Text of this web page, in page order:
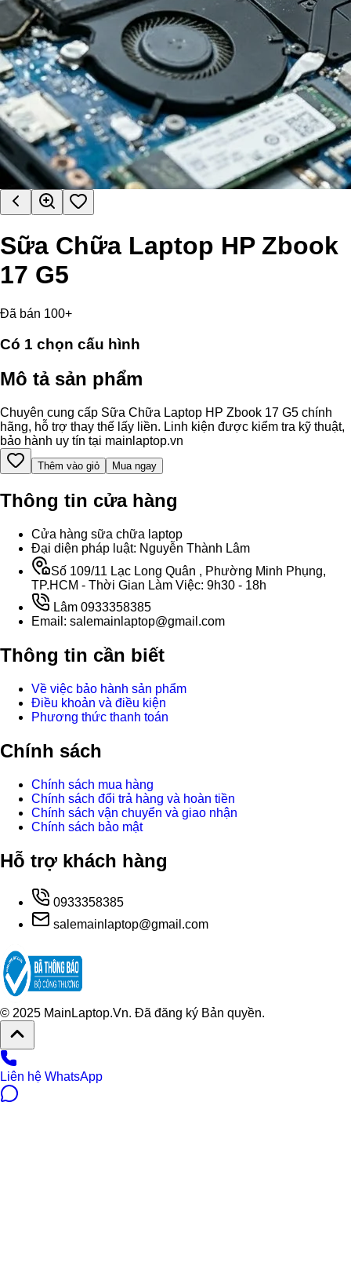
Sữa Chữa Laptop HP Zbook
17 G5
Đã bán 100+
Có 1 chọn cấu hình
Mô tả sản phẩm
Chuyên cung cấp Sữa Chữa Laptop HP Zbook 17 G5 chính
hãng, hỗ trợ thay thế lấy liền. Linh kiện được kiểm tra kỹ thuật,
bảo hành uy tín tại mainlaptop.vn
Thêm vào giỏ Mua ngay
Thông tin cửa hàng
Cửa hàng sữa chữa laptop
Đại diện pháp luật: Nguyễn Thành Lâm
Số 109/11 Lạc Long Quân , Phường Minh Phụng,
TP.HCM - Thời Gian Làm Việc: 9h30 - 18h
Lâm 0933358385
Email: salemainlaptop@gmail.com
Thông tin cần biết
Về việc bảo hành sản phẩm
Điều khoản và điều kiện
Phương thức thanh toán
Chính sách
Chính sách mua hàng
Chính sách đổi trả hàng và hoàn tiền
Chính sách vận chuyển và giao nhận
Chính sách bảo mật
Hỗ trợ khách hàng
0933358385
salemainlaptop@gmail.com
© 2025 MainLaptop.Vn. Đã đăng ký Bản quyền.
Liên hệ WhatsApp